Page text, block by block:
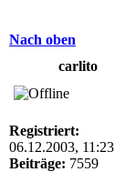
Nach oben
carlito
Registriert:
06.12.2003, 11:23
Beiträge: 7559